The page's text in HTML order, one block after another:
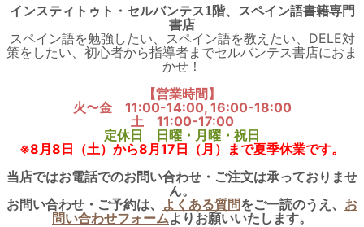
インスティトゥト・セルバンテス1階、スペイン語書籍専門
書店
スペイン語を勉強したい、スペイン語を教えたい、DELE対
策をしたい、初心者から指導者までセルバンテス書店におま
かせ！
【営業時間】
火〜金 11:00-14:00, 16:00-18:00
土 11:00-17:00
定休日 日曜・月曜・祝日
※8月8日（土）から8月17日（月）まで夏季休業です。
当店ではお電話でのお問い合わせ・ご注文は承っておりませ
ん。
お問い合わせ・ご予約は、 よくある質問をご一読のうえ、 お
問い合わせフォームよりお願いいたします。